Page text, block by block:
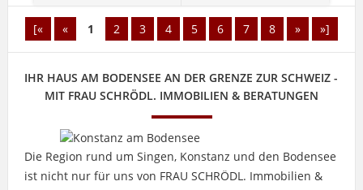
[« « 1 2 3 4 5 6 7 8 » »]
IHR HAUS AM BODENSEE AN DER GRENZE ZUR SCHWEIZ -
MIT FRAU SCHRÖDL. IMMOBILIEN & BERATUNGEN
Die Region rund um Singen, Konstanz und den Bodensee
ist nicht nur für uns von FRAU SCHRÖDL. Immobilien &